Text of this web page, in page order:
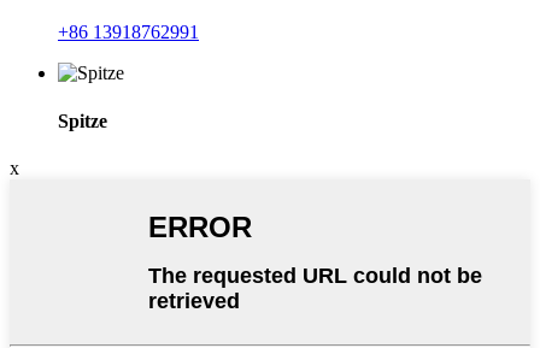
+86 13918762991
Spitze
x